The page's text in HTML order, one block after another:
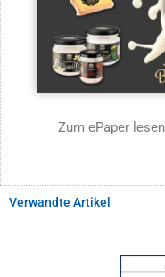
Zum ePaper
Verwandte Artikel